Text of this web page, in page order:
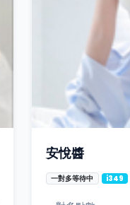
安悅醬
一對多等待中 i349